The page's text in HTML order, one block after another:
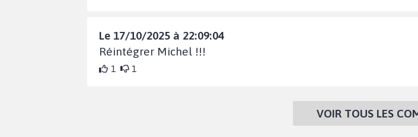
Le 17/10/2025 à 22:09:04
Réintégrer Michel !!!
1 1
VOIR TOUS LES